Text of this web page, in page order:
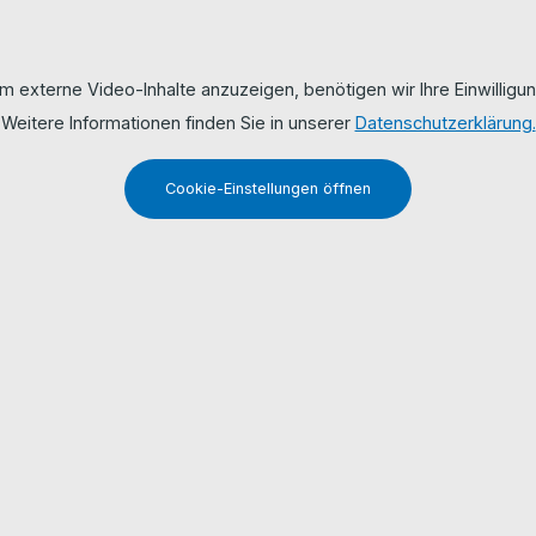
externe Video-Inhalte anzuzeigen, benötigen wir Ihre
Weitere Informationen finden Sie in unserer Datenschutzerklärung.
Cookie-Einstellungen öffnen